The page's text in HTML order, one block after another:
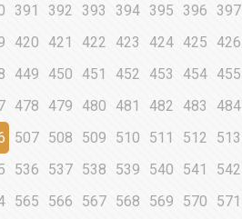
391 392 393 394 395 396 397
420 421 422 423 424 425 426
449 450 451 452 453 454 455
478 479 480 481 482 483 484
507 508 509 510 511 512 513
536 537 538 539 540 541 542
565 566 567 568 569 570 571